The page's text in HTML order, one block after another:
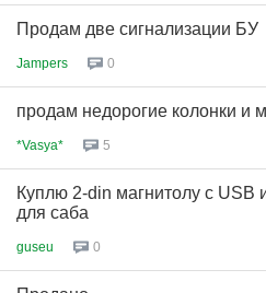
Продам две сигнализации БУ
Jampers 0
продам недорогие колонки и
*Vasya* 5
Куплю 2-din магнитолу с USB
для саба
guseu 0